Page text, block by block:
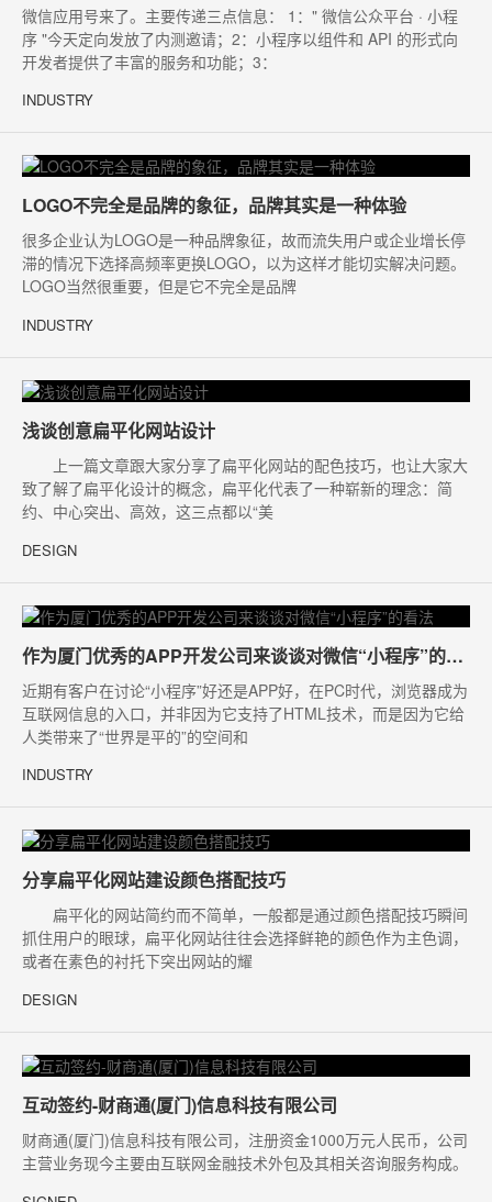
微信应用号来了。主要传递三点信息： 1：" 微信公众平台 · 小程
序 "今天定向发放了内测邀请；2：小程序以组件和 API 的形式向
开发者提供了丰富的服务和功能；3：
INDUSTRY
LOGO不完全是品牌的象征，品牌其实是一种体验
很多企业认为LOGO是一种品牌象征，故而流失用户或企业增长停
滞的情况下选择高频率更换LOGO，以为这样才能切实解决问题。
LOGO当然很重要，但是它不完全是品牌
INDUSTRY
浅谈创意扁平化网站设计
上一篇文章跟大家分享了扁平化网站的配色技巧，也让大家大
致了解了扁平化设计的概念，扁平化代表了一种崭新的理念：简
约、中心突出、高效，这三点都以“美
DESIGN
作为厦门优秀的APP开发公司来谈谈对微信“小程序”的看法
近期有客户在讨论“小程序”好还是APP好，在PC时代，浏览器成为
互联网信息的入口，并非因为它支持了HTML技术，而是因为它给
人类带来了“世界是平的”的空间和
INDUSTRY
分享扁平化网站建设颜色搭配技巧
扁平化的网站简约而不简单，一般都是通过颜色搭配技巧瞬间
抓住用户的眼球，扁平化网站往往会选择鲜艳的颜色作为主色调，
或者在素色的衬托下突出网站的耀
DESIGN
互动签约-财商通(厦门)信息科技有限公司
财商通(厦门)信息科技有限公司，注册资金1000万元人民币，公司
主营业务现今主要由互联网金融技术外包及其相关咨询服务构成。